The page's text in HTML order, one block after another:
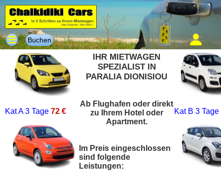
Buchen
Kat A3 Tage 72 €
IHR MIETWAGEN
SPEZIALIST IN
PARALIA DIONISIOU
Ab Flughafen oder direkt
zu Ihrem Hotel oder
Apartment.
Im Preis eingeschlossen
sind folgende
Leistungen:
Kat B 3 Tage